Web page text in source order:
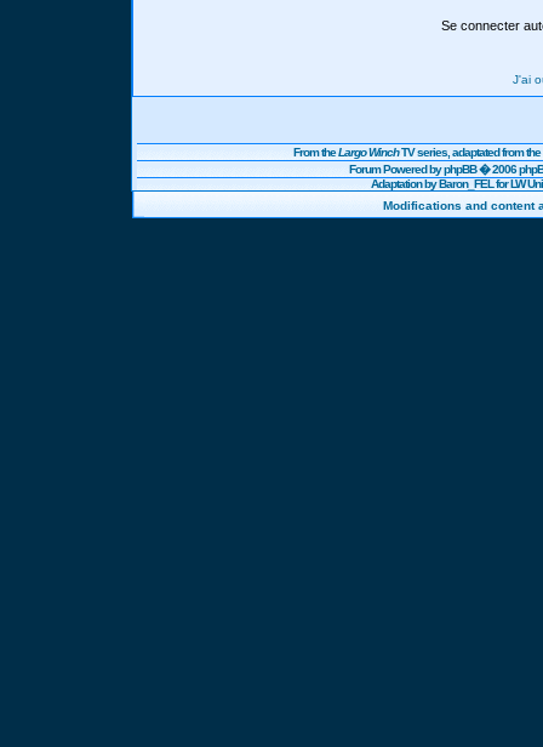
Se connecter
J'ai
From theLargo WinchTV series, adaptated from
Forum Powered byphpBB� 2006
Adaptation by Baron_FEL for LW
Modifications and content